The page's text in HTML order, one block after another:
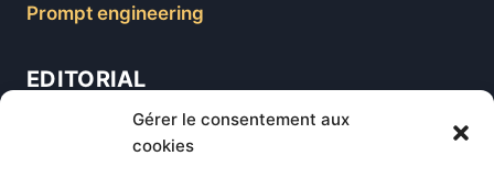
Gérer le consentement aux
cookies
Prompt engineering
EDITORIAL